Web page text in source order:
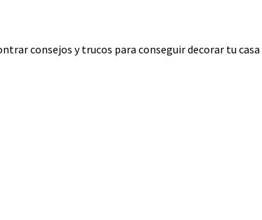
consejos y trucos para conseguir decorar tu